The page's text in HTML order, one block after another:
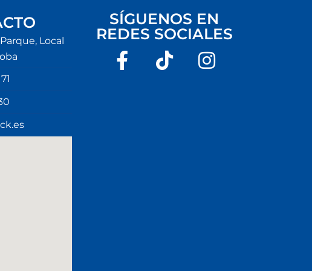
Local
SÍGUENOS EN
REDES SOCIALES